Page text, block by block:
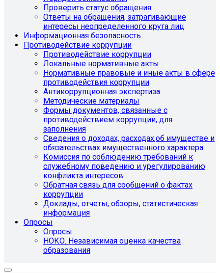
Проверить статус обращения
Ответы на обращения, затрагивающие
интересы неопределенного круга лиц
Информационная безопасность
Противодействие коррупции
Противодействие коррупции
Локальные нормативные акты
Нормативные правовые и иные акты в сфере
противодействия коррупции
Антикоррупционная экспертиза
Методические материалы
Формы документов, связанные с
противодействием коррупции, для
заполнения
Сведения о доходах, расходах,об имуществе и
обязательствах имущественного характера
Комиссия по соблюдению требований к
служебному поведению и урегулированию
конфликта интересов
Обратная связь для сообщений о фактах
коррупции
Доклады, отчеты, обзоры, статистическая
информация
Опросы
Опросы
НОКО. Независимая оценка качества
образования